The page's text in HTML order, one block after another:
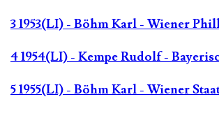
3 1953(LI) - Böhm Karl - Wiener
4 1954(LI) - Kempe Rudolf -
5 1955(LI) - Böhm Karl - Wiener